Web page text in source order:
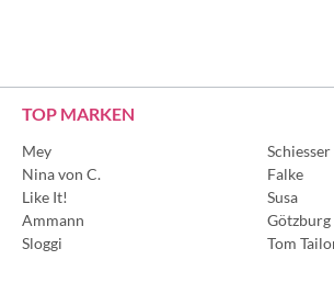
TOP MARKEN
Mey
Nina von C.
Like It!
Ammann
Sloggi
Schiesser
Falke
Susa
Götzburg
Tom